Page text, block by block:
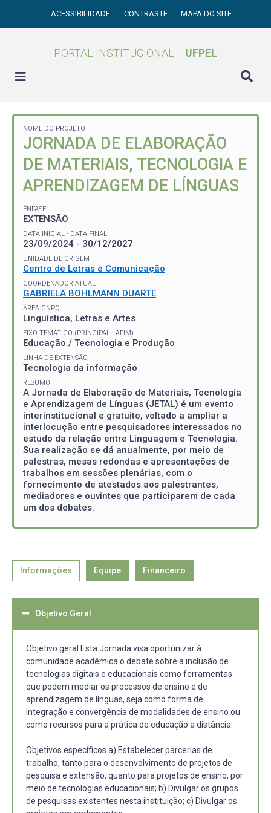
ACESSIBILIDADE CONTRASTE MAPA DO SITE
PORTAL INSTITUCIONAL UFPEL
NOME DO PROJETO
JORNADA DE ELABORAÇÃO
DE MATERIAIS, TECNOLOGIA E
APRENDIZAGEM DE LÍNGUAS
ÊNFASE
EXTENSÃO
DATA INICIAL - DATA FINAL
23/09/2024 - 30/12/2027
UNIDADE DE ORIGEM
Centro de Letras e Comunicação
COORDENADOR ATUAL
GABRIELA BOHLMANN DUARTE
ÁREA CNPQ
Linguística, Letras e Artes
EIXO TEMÁTICO (PRINCIPAL - AFIM)
Educação / Tecnologia e Produção
LINHA DE EXTENSÃO
Tecnologia da informação
RESUMO
A Jornada de Elaboração de Materiais, Tecnologia
e Aprendizagem de Línguas (JETAL) é um evento
interinstitucional e gratuito, voltado a ampliar a
interlocução entre pesquisadores interessados no
estudo da relação entre Linguagem e Tecnologia.
Sua realização se dá anualmente, por meio de
palestras, mesas redondas e apresentações de
trabalhos em sessões plenárias, com o
fornecimento de atestados aos palestrantes,
mediadores e ouvintes que participarem de cada
um dos debates.
Informações Equipe Financeiro
Objetivo Geral
Objetivo geral Esta Jornada visa oportunizar à
comunidade acadêmica o debate sobre a inclusão de
tecnologias digitais e educacionais como ferramentas
que podem mediar os processos de ensino e de
aprendizagem de línguas, seja como forma de
integração e convergência de modalidades de ensino ou
como recursos para a prática de educação a distância.
Objetivos específicos a) Estabelecer parcerias de
trabalho, tanto para o desenvolvimento de projetos de
pesquisa e extensão, quanto para projetos de ensino, por
meio de tecnologias educacionais; b) Divulgar os grupos
de pesquisas existentes nesta instituição; c) Divulgar os